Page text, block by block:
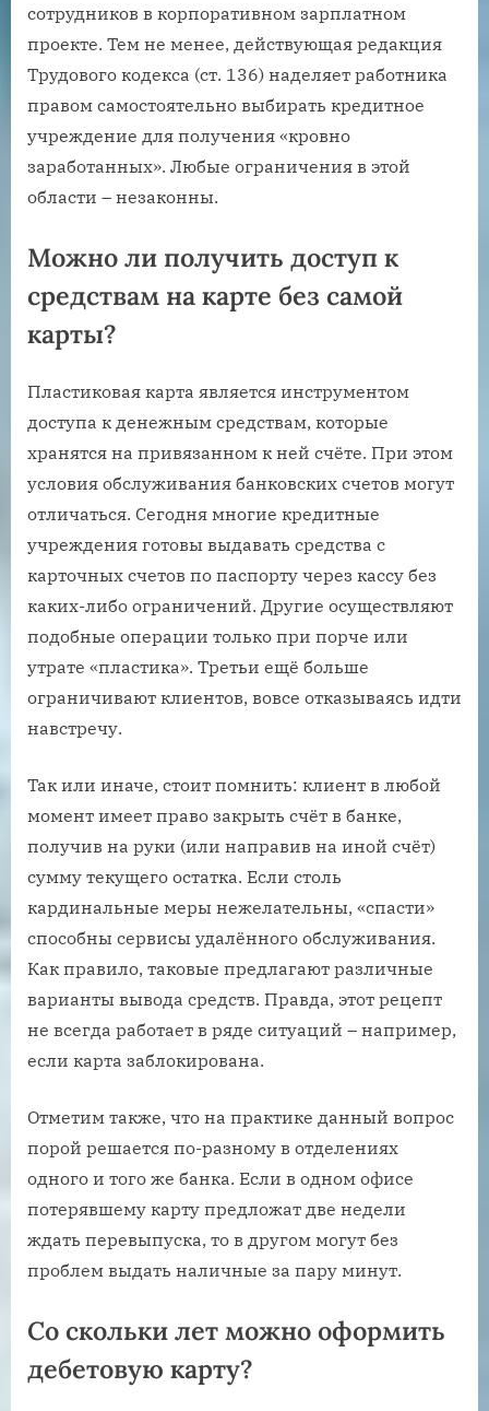
сотрудников в корпоративном зарплатном
проекте. Тем не менее, действующая редакция
Трудового кодекса (ст. 136) наделяет работника
правом самостоятельно выбирать кредитное
учреждение для получения «кровно
заработанных». Любые ограничения в этой
области – незаконны.
Можно ли получить доступ к
средствам на карте без самой
карты?
Пластиковая карта является инструментом
доступа к денежным средствам, которые
хранятся на привязанном к ней счёте. При этом
условия обслуживания банковских счетов могут
отличаться. Сегодня многие кредитные
учреждения готовы выдавать средства с
карточных счетов по паспорту через кассу без
каких-либо ограничений. Другие осуществляют
подобные операции только при порче или
утрате «пластика». Третьи ещё больше
ограничивают клиентов, вовсе отказываясь идти
навстречу.
Так или иначе, стоит помнить: клиент в любой
момент имеет право закрыть счёт в банке,
получив на руки (или направив на иной счёт)
сумму текущего остатка. Если столь
кардинальные меры нежелательны, «спасти»
способны сервисы удалённого обслуживания.
Как правило, таковые предлагают различные
варианты вывода средств. Правда, этот рецепт
не всегда работает в ряде ситуаций – например,
если карта заблокирована.
Отметим также, что на практике данный вопрос
порой решается по-разному в отделениях
одного и того же банка. Если в одном офисе
потерявшему карту предложат две недели
ждать перевыпуска, то в другом могут без
проблем выдать наличные за пару минут.
Со скольки лет можно оформить
дебетовую карту?